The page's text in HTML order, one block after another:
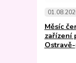
Měsíc
zařízení